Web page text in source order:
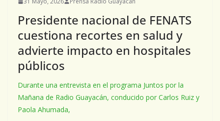
Presidente nacional de FENATS
cuestiona recortes en salud y
advierte impacto en hospitales
públicos
Durante una entrevista en el programa Juntos por la
Mañana de Radio Guayacán, conducido por Carlos Ruiz y
Paola Ahumada,